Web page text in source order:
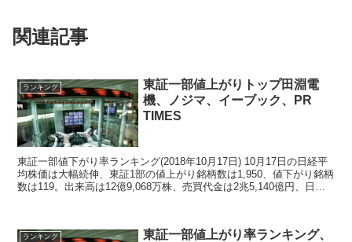
関連記事
ランキング
東証一部値上がりトップ田淵電
機、ノジマ、イーブック、PR
TIMES
東証一部値下がり率ランキング(2018年10月17日) 10月17日の日経平
均株価は大幅続伸、東証1部の値上がり銘柄数は1,950、値下がり銘柄
数は119。出来高は12億9,068万株、売買代金は2兆5,140億円、日経
ランキング
東証一部値上がり率ランキング、